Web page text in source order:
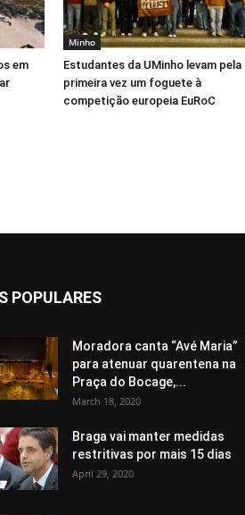
em
Minho
Estudantes da UMinho levam pela
primeira vez um foguete à
competição europeia EuRoC
POPULARES
Moradora canta “Avé Maria”
para atenuar quarentena na
Praça do Bocage,...
March 18, 2020
Braga vai manter medidas
restritivas por mais 15 dias
April 29, 2020